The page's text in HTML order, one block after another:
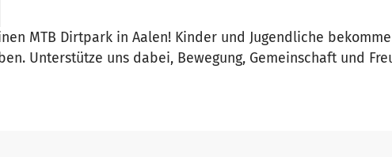
MTB Dirtpark in Aalen! Kinder und Jugendliche
Unterstütze uns dabei, Bewegung, Gemeinschaft und